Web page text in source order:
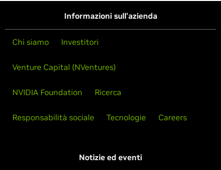
Informazioni sull'azienda
Chi siamo Investitori
Venture Capital (NVentures)
NVIDIA Foundation Ricerca
Responsabilità sociale Tecnologie Careers
Notizie ed eventi